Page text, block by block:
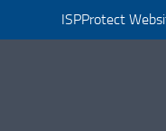
ISPProtect